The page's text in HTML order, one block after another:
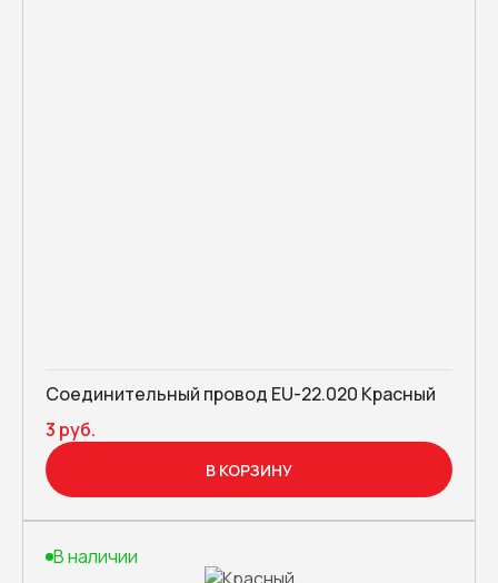
Соединительный провод EU-22.020 Красный
3 руб.
В КОРЗИНУ
В наличии